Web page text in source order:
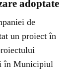
adoptate
de
un proiect în
în Municipiul